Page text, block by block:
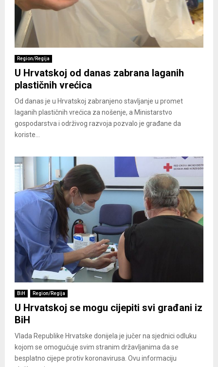
Region/Regija
U Hrvatskoj od danas zabrana laganih
plastičnih vrećica
Od danas je u Hrvatskoj zabranjeno stavljanje u promet
laganih plastičnih vrećica za nošenje, a Ministarstvo
gospodarstva i održivog razvoja pozvalo je građane da
koriste...
BiH Region/Regija
U Hrvatskoj se mogu cijepiti svi građani iz
BiH
Vlada Republike Hrvatske donijela je jučer na sjednici odluku
kojom se omogućuje svim stranim državljanima da se
besplatno cijepe protiv koronavirusa. Ovu informaciju